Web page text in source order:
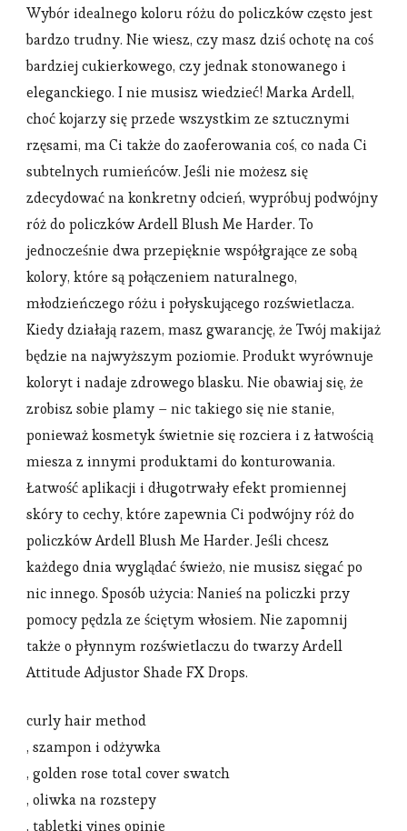
Wybór idealnego koloru różu do policzków często jest
bardzo trudny. Nie wiesz, czy masz dziś ochotę na coś
bardziej cukierkowego, czy jednak stonowanego i
eleganckiego. I nie musisz wiedzieć! Marka Ardell,
choć kojarzy się przede wszystkim ze sztucznymi
rzęsami, ma Ci także do zaoferowania coś, co nada Ci
subtelnych rumieńców. Jeśli nie możesz się
zdecydować na konkretny odcień, wypróbuj podwójny
róż do policzków Ardell Blush Me Harder. To
jednocześnie dwa przepięknie współgrające ze sobą
kolory, które są połączeniem naturalnego,
młodzieńczego różu i połyskującego rozświetlacza.
Kiedy działają razem, masz gwarancję, że Twój makijaż
będzie na najwyższym poziomie. Produkt wyrównuje
koloryt i nadaje zdrowego blasku. Nie obawiaj się, że
zrobisz sobie plamy – nic takiego się nie stanie,
ponieważ kosmetyk świetnie się rozciera i z łatwością
miesza z innymi produktami do konturowania.
Łatwość aplikacji i długotrwały efekt promiennej
skóry to cechy, które zapewnia Ci podwójny róż do
policzków Ardell Blush Me Harder. Jeśli chcesz
każdego dnia wyglądać świeżo, nie musisz sięgać po
nic innego. Sposób użycia: Nanieś na policzki przy
pomocy pędzla ze ściętym włosiem. Nie zapomnij
także o płynnym rozświetlaczu do twarzy Ardell
Attitude Adjustor Shade FX Drops.
curly hair method
, szampon i odżywka
, golden rose total cover swatch
, oliwka na rozstepy
, tabletki vines opinie